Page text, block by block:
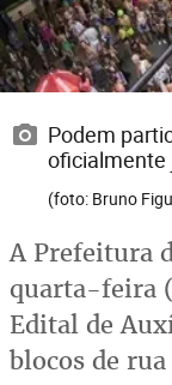
Podem
oficialmente
(foto: Bruno
A Prefeitura
quarta-feira
Edital de
blocos de